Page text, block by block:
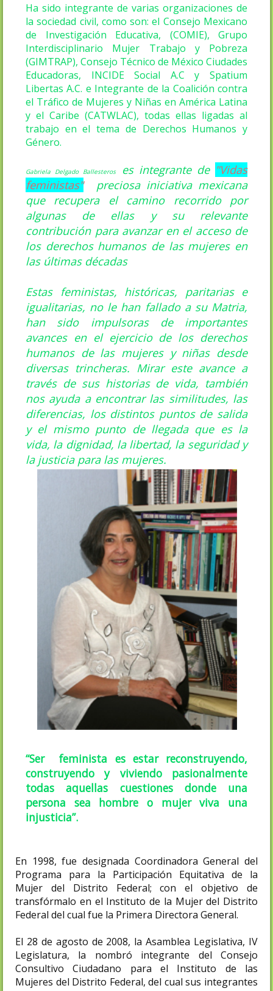
Ha sido integrante de varias organizaciones de
la sociedad civil, como son: el Consejo Mexicano
de Investigación Educativa, (COMIE), Grupo
Interdisciplinario Mujer Trabajo y Pobreza
(GIMTRAP), Consejo Técnico de México Ciudades
Educadoras, INCIDE Social A.C y Spatium
Libertas A.C. e Integrante de la Coalición contra
el Tráfico de Mujeres y Niñas en América Latina
y el Caribe (CATWLAC), todas ellas ligadas al
trabajo en el tema de Derechos Humanos y
Género.
Gabriela Delgado Ballesteroses integrante de "Vidas
feministas"preciosa iniciativa mexicana
que recupera el camino recorrido por
algunas de ellas y su relevante
contribución para avanzar en el acceso de
los derechos humanos de las mujeres en
las últimas décadas
Estas feministas, históricas, paritarias e
igualitarias, no le han fallado a su Matria,
han sido impulsoras de importantes
avances en el ejercicio de los derechos
humanos de las mujeres y niñas desde
diversas trincheras. Mirar este avance a
través de sus historias de vida, también
nos ayuda a encontrar las similitudes, las
diferencias, los distintos puntos de salida
y el mismo punto de llegada que es la
vida, la dignidad, la libertad, la seguridad y
la justicia para las mujeres.
“Ser feminista es estar reconstruyendo,
construyendo y viviendo pasionalmente
todas aquellas cuestiones donde una
persona sea hombre o mujer viva una
injusticia”.
En 1998, fue designada Coordinadora General del
Programa para la Participación Equitativa de la
Mujer del Distrito Federal; con el objetivo de
transfórmalo en el Instituto de la Mujer del Distrito
Federal del cual fue la Primera Directora General.
El 28 de agosto de 2008, la Asamblea Legislativa, IV
Legislatura, la nombró integrante del Consejo
Consultivo Ciudadano para el Instituto de las
Mujeres del Distrito Federal, del cual sus integrantes